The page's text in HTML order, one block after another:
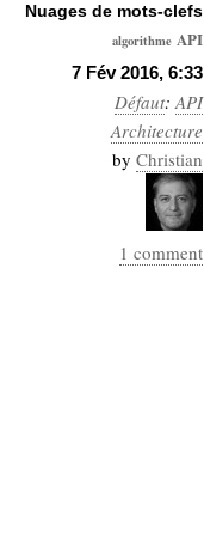
7 Fév 2016, 6:33
Défaut:API
Architecture
by Christian
1 comment
Nuages de mots-clefs
algorithme API
Architecture
Ars-
Industrialis
business_model
cinéma
Cloud